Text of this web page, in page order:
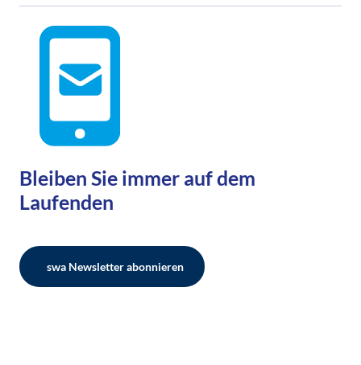
Bleiben Sie immer auf dem
Laufenden
swa Newsletter abonnieren